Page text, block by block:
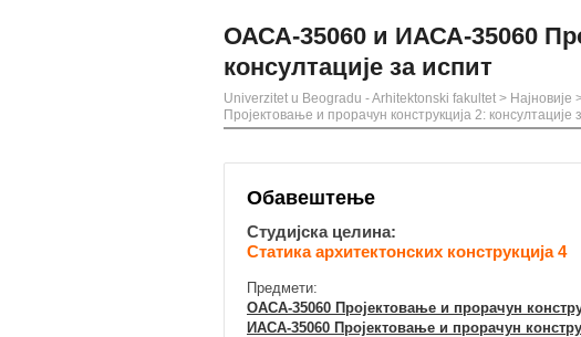
ОАСА-35060 и ИАСА-35060
консултације за испит
Univerzitet u Beogradu - Arhitektonski fakultet > Најновије
Пројектовање и прорачун конструкција 2: консултације
Обавештење
Студијска целина:
Статика архитектонских конструкција 4
Предмети:
ОАСА-35060 Пројектовање и прорачун
ИАСА-35060 Пројектовање и прорачун